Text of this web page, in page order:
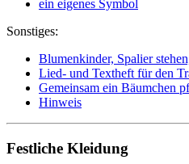
ein eigenes Symbol
Sonstiges:
Blumenkinder, Spalier
Lied- und Textheft für den
Gemeinsam ein Bäumchen
Hinweis
Festliche Kleidung